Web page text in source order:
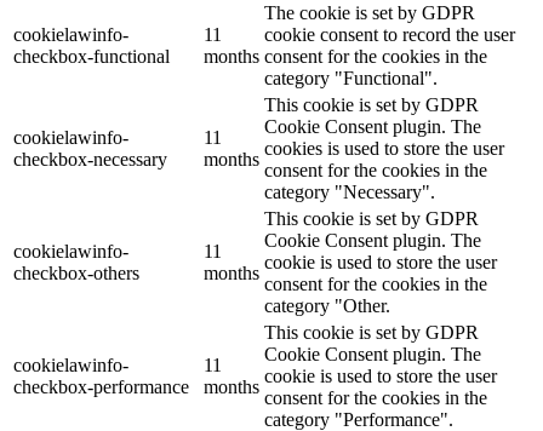
cookielawinfo-
checkbox-functional
11
months
The cookie is set by GDPR
cookie consent to record the user
consent for the cookies in the
category "Functional".
cookielawinfo-
checkbox-necessary
11
months
This cookie is set by GDPR
Cookie Consent plugin. The
cookies is used to store the user
consent for the cookies in the
category "Necessary".
cookielawinfo-
checkbox-others
11
months
This cookie is set by GDPR
Cookie Consent plugin. The
cookie is used to store the user
consent for the cookies in the
category "Other.
cookielawinfo-
checkbox-performance
11
months
This cookie is set by GDPR
Cookie Consent plugin. The
cookie is used to store the user
consent for the cookies in the
category "Performance".